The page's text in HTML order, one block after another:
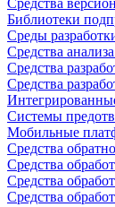
Средства
Библиотеки
Среды
Средства
Средства
Средства
Системы
Мобильные
Средства
Средства
Средства
Средства